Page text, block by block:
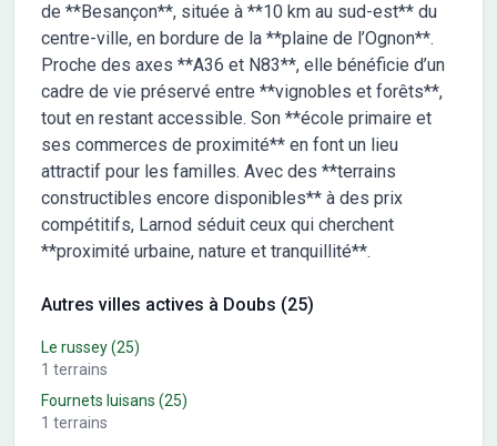
de **Besançon**, située à **10 km au sud-est** du
centre-ville, en bordure de la **plaine de l’Ognon**.
Proche des axes **A36 et N83**, elle bénéficie d’un
cadre de vie préservé entre **vignobles et forêts**,
tout en restant accessible. Son **école primaire et
ses commerces de proximité** en font un lieu
attractif pour les familles. Avec des **terrains
constructibles encore disponibles** à des prix
compétitifs, Larnod séduit ceux qui cherchent
**proximité urbaine, nature et tranquillité**.
Autres villes actives à Doubs (25)
Le russey(25)
1 terrains
Fournets luisans (25)
1 terrains